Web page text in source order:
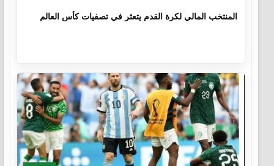
المنتخب المالي لكرة القدم يتعثر في تصفيات كأس العالم